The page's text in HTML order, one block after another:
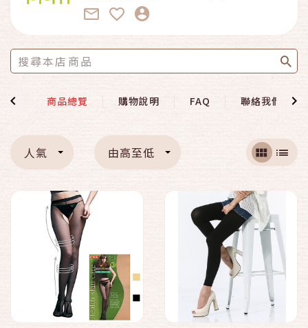
紹 商品總覽 購物說明 FAQ 聯絡我們
人氣 由高至低